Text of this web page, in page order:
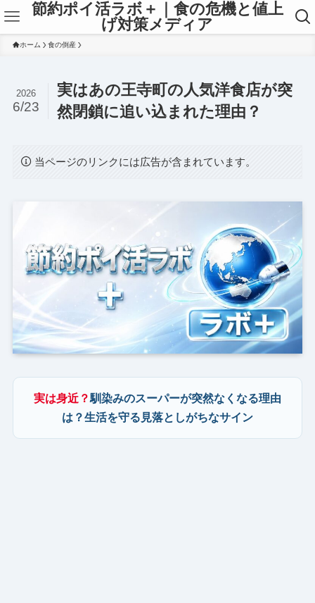
節約ポイ活ラボ＋｜食の危機と値上
げ対策メディア
ホーム 食の倒産
実はあの王寺町の人気洋食店が突
然閉鎖に追い込まれた理由？
2026
6/23
当ページのリンクには広告が含まれています。
実は身近？馴染みのスーパーが突然なくなる理由
は？生活を守る見落としがちなサイン